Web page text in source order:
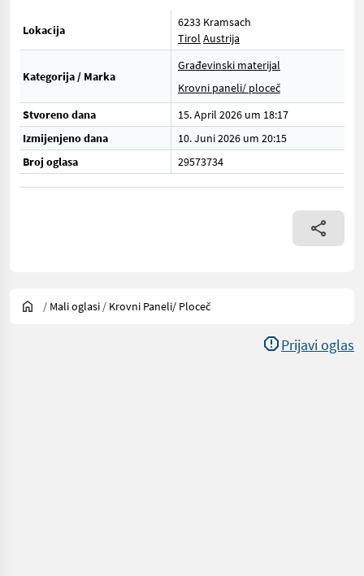
Lokacija
6233 Kramsach
Tirol Austrija
Kategorija / Marka
Građevinski materijal
Krovni paneli/ ploceč
Stvoreno dana
15. April 2026 um 18:17
Izmijenjeno dana
10. Juni 2026 um 20:15
Broj oglasa
29573734
/ Mali oglasi / Krovni Paneli/ Ploceč
Prijavi oglas